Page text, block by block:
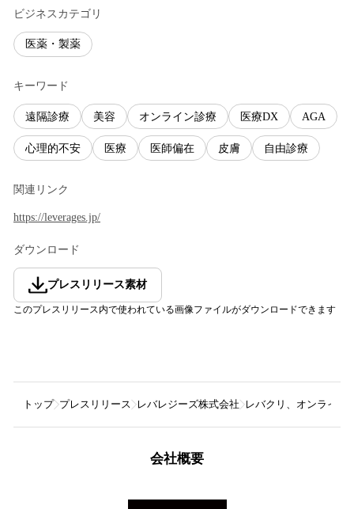
ビジネスカテゴリ
医薬・製薬
キーワード
遠隔診療 美容 オンライン診療 医療DX AGA
心理的不安 医療 医師偏在 皮膚 自由診療
関連リンク
https://leverages.jp/
ダウンロード
プレスリリース素材
このプレスリリース内で使われている画像ファイルがダウンロードできます
トップ プレスリリース レバレジーズ株式会社 レバクリ、オンライン
会社概要